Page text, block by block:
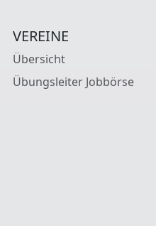
VEREINE
Übersicht
Übungsleiter Jobbörse